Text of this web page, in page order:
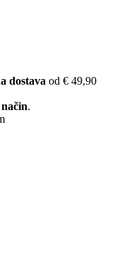
dostava od € 49,90
.